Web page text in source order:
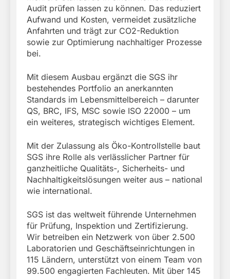
Audit prüfen lassen zu können. Das reduziert
Aufwand und Kosten, vermeidet zusätzliche
Anfahrten und trägt zur CO2-Reduktion
sowie zur Optimierung nachhaltiger Prozesse
bei.
Mit diesem Ausbau ergänzt die SGS ihr
bestehendes Portfolio an anerkannten
Standards im Lebensmittelbereich – darunter
QS, BRC, IFS, MSC sowie ISO 22000 – um
ein weiteres, strategisch wichtiges Element.
Mit der Zulassung als Öko-Kontrollstelle baut
SGS ihre Rolle als verlässlicher Partner für
ganzheitliche Qualitäts-, Sicherheits- und
Nachhaltigkeitslösungen weiter aus – national
wie international.
SGS ist das weltweit führende Unternehmen
für Prüfung, Inspektion und Zertifizierung.
Wir betreiben ein Netzwerk von über 2.500
Laboratorien und Geschäftseinrichtungen in
115 Ländern, unterstützt von einem Team von
99.500 engagierten Fachleuten. Mit über 145